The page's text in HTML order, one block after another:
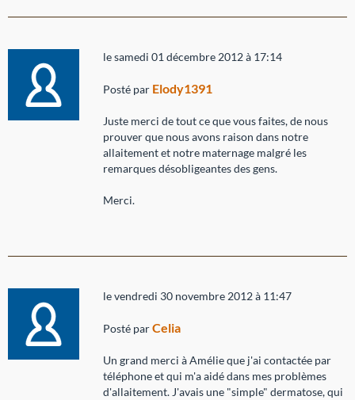
le samedi 01 décembre 2012 à 17:14
Posté par Elody1391
Juste merci de tout ce que vous faites, de nous
prouver que nous avons raison dans notre
allaitement et notre maternage malgré les
remarques désobligeantes des gens.
Merci.
le vendredi 30 novembre 2012 à 11:47
Posté parCelia
Un grand merci à Amélie que j'ai contactée par
téléphone et qui m'a aidé dans mes problèmes
d'allaitement. J'avais une "simple" dermatose, qui